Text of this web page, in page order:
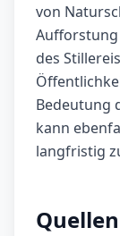
von
Aufforstung
des
Bedeutung
kann
langfristig
Quellen